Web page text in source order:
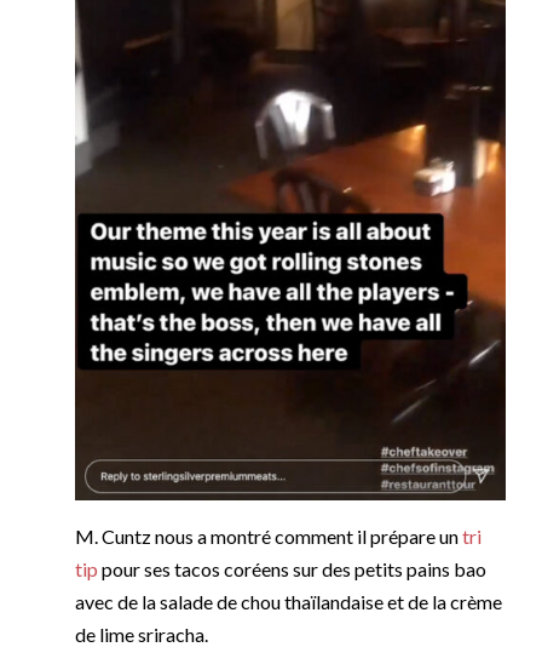
M. Cuntz nous a montré comment il prépare untri
tip pour ses tacos coréens sur des petits pains bao
avec de la salade de chou thaïlandaise et de la crème
de lime sriracha.